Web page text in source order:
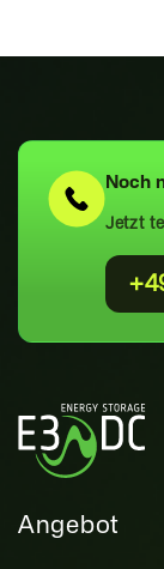
Noch
Jetzt
Angebot